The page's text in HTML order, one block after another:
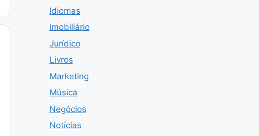
Idiomas
Imobiliário
Jurídico
Livros
Marketing
Música
Negócios
Notícias